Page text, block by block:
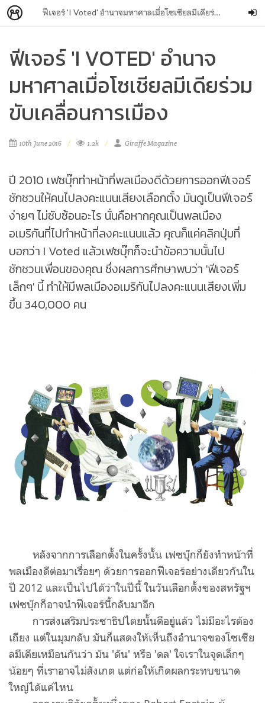
ฟีเจอร์ 'I Voted' อำนาจมหาศาลเมื่อโซเชียลมีเดียร่วมขับเคลื่อนการเมือง
ฟีเจอร์ 'I VOTED' อำนาจ
มหาศาลเมื่อโซเชียลมีเดียร่วม
ขับเคลื่อนการเมือง
10th June 2016 1.2k Giraffe Magazine
ปี 2010 เฟซบุ๊กทำหน้าที่พลเมืองดีด้วยการออกฟีเจอร์
ชักชวนให้คนไปลงคะแนนเสียงเลือกตั้ง มันดูเป็นฟีเจอร์
ง่ายๆ ไม่ซับซ้อนอะไร นั่นคือหากคุณเป็นพลเมือง
อเมริกันที่ไปทำหน้าที่ลงคะแนนแล้ว คุณก็แค่คลิกปุ่มที่
บอกว่า I Voted แล้วเฟซบุ๊กก็จะนำข้อความนั้นไป
ชักชวนเพื่อนของคุณ ซึ่งผลการศึกษาพบว่า 'ฟีเจอร์
เล็กๆ' นี้ ทำให้มีพลเมืองอเมริกันไปลงคะแนนเสียงเพิ่ม
ขึ้น 340,000 คน
หลังจากการเลือกตั้งในครั้งนั้น เฟซบุ๊กก็ยังทำหน้าที่
พลเมืองดีต่อมาเรื่อยๆ ด้วยการออกฟีเจอร์อย่างเดียวกันใน
ปี 2012 และเป็นไปได้ว่าในปีนี้ ในวันเลือกตั้งของสหรัฐฯ
เฟซบุ๊กก็อาจนำฟีเจอร์นี้กลับมาอีก
การส่งเสริมประชาธิปไตยนั้นดีอยู่แล้ว ไม่มีอะไรต้อง
เถียง แต่ในมุมกลับ มันก็แสดงให้เห็นถึงอำนาจของโซเชีย
ลมีเดียเหมือนกันว่า มัน 'ดัน' หรือ 'ดล' ใจเราในจุดเล็กๆ
น้อยๆ ที่เราอาจไม่สังเกต แต่ก่อให้เกิดผลกระทบขนาด
ใหญ่ได้แค่ไหน